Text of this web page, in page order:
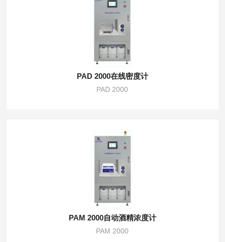
PAD 2000在线密度计
PAD 2000
PAM 2000自动酒精浓度计
PAM 2000